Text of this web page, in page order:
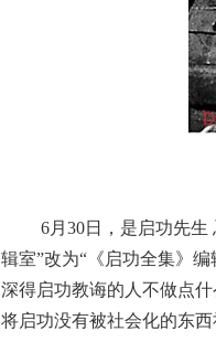
6月30日，是启功先生
辑室”改为“《启功全集》
深得启功教诲的人不做点
将启功没有被社会化的东